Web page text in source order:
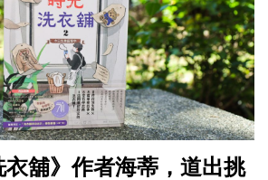
舖》作者海蒂，道出挑